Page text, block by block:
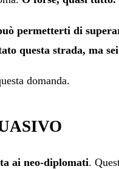
permetterti di
questa strada, ma
domanda.
ai neo-diplomati.